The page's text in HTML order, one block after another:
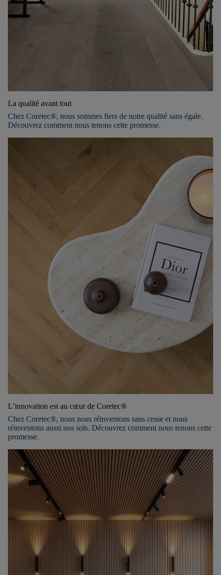
La qualité avant tout
Chez Coretec®, nous sommes fiers de notre qualité sans égale.
Découvrez comment nous tenons cette promesse.
L’innovation est au cœur de Coretec®
Chez Coretec®, nous nous réinventons sans cesse et nous
réinventons aussi nos sols. Découvrez comment nous tenons cette
promesse.